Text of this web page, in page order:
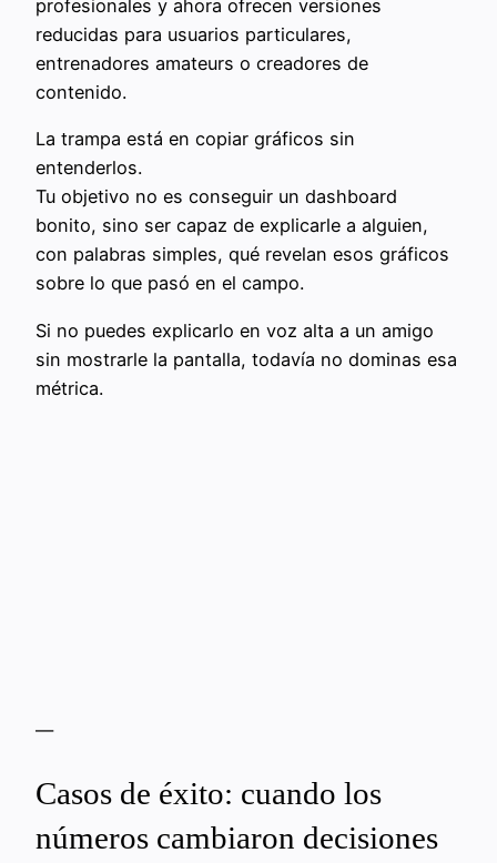
profesionales y ahora ofrecen versiones
reducidas para usuarios particulares,
entrenadores amateurs o creadores de
contenido.
La trampa está en copiar gráficos sin
entenderlos.
Tu objetivo no es conseguir un dashboard
bonito, sino ser capaz de explicarle a alguien,
con palabras simples, qué revelan esos gráficos
sobre lo que pasó en el campo.
Si no puedes explicarlo en voz alta a un amigo
sin mostrarle la pantalla, todavía no dominas esa
métrica.
—
Casos de éxito: cuando los
números cambiaron decisiones